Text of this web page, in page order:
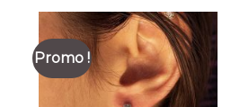
Promo !